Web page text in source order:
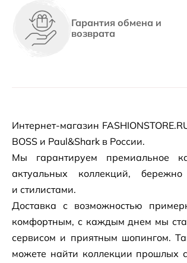
Гарантия обмена и
возврата
Интернет-магазин
BOSS и Paul&Shark в России.
Мы гарантируем премиальное
актуальных коллекций,
и стилистами.
Доставка с возможностью
комфортным, с каждым днем мы
сервисом и приятным шопингом.
можете найти коллекции прошлых